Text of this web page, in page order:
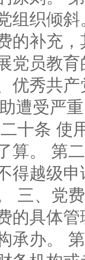
组织倾
的补充
党员教
优秀共
遭受严
十条 使
算。 第
得越级
三、党
的具体
承办。